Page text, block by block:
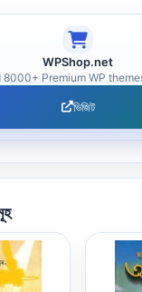
WPShop.net
8000+ Premium WP
ভিজিট